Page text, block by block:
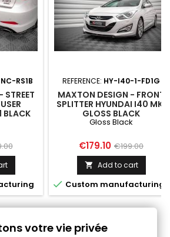
RS1B
BLACK
REFERENCE: HY-I40-1-FD1G
MAXTON DESIGN - FRONT
SPLITTER HYUNDAI I40 MK1
GLOSS BLACK
Gloss Black
Price
€179.10 Regular
price
€199.00
 Add to cart
 Custom manufacturing
us on Facebook
votre vie privée